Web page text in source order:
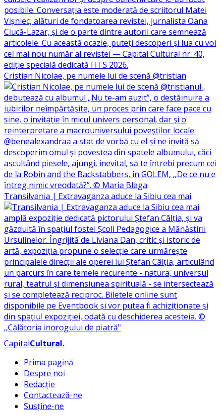
Cristian Nicolae, pe numele lui de scenă @tristian
Transilvania | Extravaganza aduce la Sibiu cea mai
CapitalCultural.
Prima pagină
Despre noi
Redacție
Contactează-ne
Susține-ne